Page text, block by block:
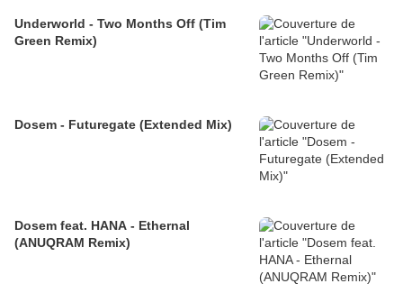
Underworld - Two Months Off (Tim
Green Remix)
Dosem - Futuregate (Extended Mix)
Dosem feat. HANA - Ethernal
(ANUQRAM Remix)